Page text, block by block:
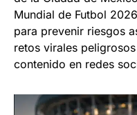
Mundial de Futbol
para prevenir riesgos
retos virales
contenido en redes